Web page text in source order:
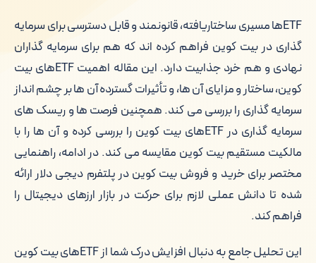
ETFها مسیری ساختاریافته، قانونمند و قابل دسترسی برای سرمایه
گذاری در بیت کوین فراهم کرده اند که هم برای سرمایه گذاران
نهادی و هم خرد جذابیت دارد. این مقاله اهمیت ETFهای بیت
کوین، ساختار و مزایای آن ها، و تأثیرات گسترده آن ها بر چشم انداز
سرمایه گذاری را بررسی می کند. همچنین فرصت ها و ریسک های
سرمایه گذاری در ETFهای بیت کوین را بررسی کرده و آن ها را با
مالکیت مستقیم بیت کوین مقایسه می کند. در ادامه، راهنمایی
مختصر برای خرید و فروش بیت کوین در پلتفرم دیجی دلار ارائه
شده تا دانش عملی لازم برای حرکت در بازار ارزهای دیجیتال را
فراهم کند.
این تحلیل جامع به دنبال افزایش درک شما از ETFهای بیت کوین